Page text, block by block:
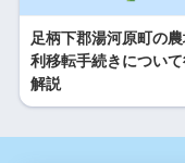
足柄下郡湯河原町の
利移転手続きについ
解説